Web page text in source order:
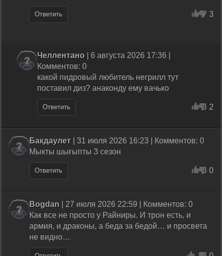
Ответить 7 3
Челлентано | 6 августа 2026 17:36 |
Комментов: 0
какой пидровый любитель негрилл тут
поставил диз? анаконду ему вачько
Ответить 0 2
Бакдаулет | 31 июля 2026 16:23 | Комментов: 0
Мыкты шығыпты 3 сезон
Ответить 0 0
Bogdan | 27 июля 2026 22:59 | Комментов: 0
Как все не просто у Райниры. И трон есть, и
армия, и драконы, а беда за бедой… и просвета
не видно…